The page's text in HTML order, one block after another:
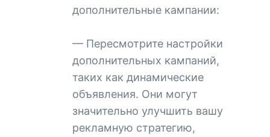
дополнительные кампании:
— Пересмотрите настройки
дополнительных кампаний,
таких как динамические
объявления. Они могут
значительно улучшить вашу
рекламную стратегию,